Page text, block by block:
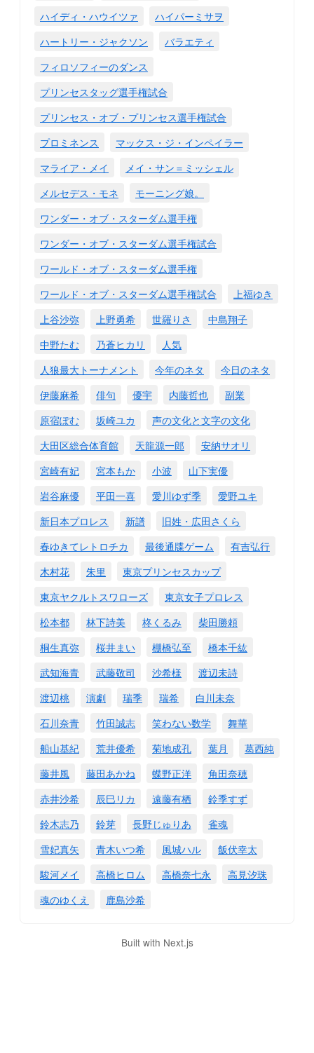
ハイディ・ハウイツァ
ハイパーミサヲ
ハートリー・ジャクソン
バラエティ
フィロソフィーのダンス
プリンセスタッグ選手権試合
プリンセス・オブ・プリンセス選手権試合
プロミネンス
マックス・ジ・インペイラー
マライア・メイ
メイ・サン＝ミッシェル
メルセデス・モネ
モーニング娘。
ワンダー・オブ・スターダム選手権
ワンダー・オブ・スターダム選手権試合
ワールド・オブ・スターダム選手権
ワールド・オブ・スターダム選手権試合
上福ゆき
上谷沙弥
上野勇希 世羅りさ
中島翔子
中野たむ
乃蒼ヒカリ
人気
人狼最大トーナメント
今年のネタ
今日のネタ
伊藤麻希
俳句 優宇 内藤哲也
副業
原宿ぽむ
坂崎ユカ
声の文化と文字の文化
大田区総合体育館
天龍源一郎
安納サオリ
宮崎有妃
宮本もか 小波
山下実優
岩谷麻優
平田一喜 愛川ゆず季
愛野ユキ
新日本プロレス
新譜
旧姓・広田さくら
春ゆきてレトロチカ
最後通牒ゲーム
有吉弘行
木村花
朱里
東京プリンセスカップ
東京ヤクルトスワローズ
東京女子プロレス
松本都
林下詩美 柊くるみ
柴田勝頼
桐生真弥
桜井まい 棚橋弘至
橋本千紘
武知海青
武藤敬司 沙希様
渡辺未詩
渡辺桃
演劇 瑞季 瑞希
白川未奈
石川奈青
竹田誠志 笑わない数学
舞華
船山基紀
荒井優希 菊地成孔 葉月
葛西純
藤井風
藤田あかね 蝶野正洋
角田奈穂
赤井沙希
辰巳リカ 遠藤有栖
鈴季すず
鈴木志乃
鈴芽 長野じゅりあ
雀魂
雪妃真矢
青木いつ希 風城ハル
飯伏幸太
駿河メイ
高橋ヒロム 高橋奈七永
高見汐珠
魂のゆくえ
鹿島沙希
Built with Next.js